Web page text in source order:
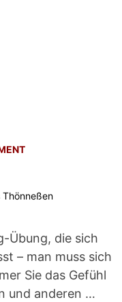
Thönneßen
Übung, die sich
– man muss sich
Sie das Gefühl
und anderen …